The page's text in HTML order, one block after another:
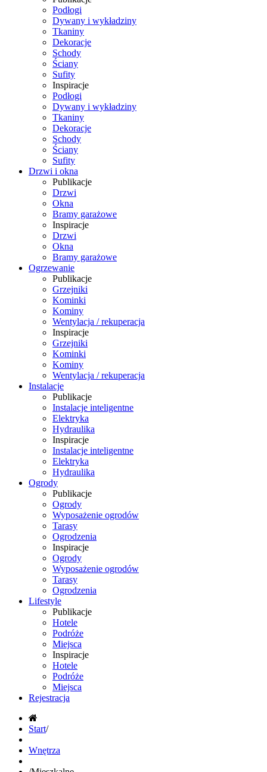
Podłogi
Dywany i wykładziny
Tkaniny
Dekoracje
Schody
Ściany
Sufity
Inspiracje
Podłogi
Dywany i wykładziny
Tkaniny
Dekoracje
Schody
Ściany
Sufity
Drzwi i okna
Publikacje
Drzwi
Okna
Bramy garażowe
Inspiracje
Drzwi
Okna
Bramy garażowe
Ogrzewanie
Publikacje
Grzejniki
Kominki
Kominy
Wentylacja / rekuperacja
Inspiracje
Grzejniki
Kominki
Kominy
Wentylacja / rekuperacja
Instalacje
Publikacje
Instalacje inteligentne
Elektryka
Hydraulika
Inspiracje
Instalacje inteligentne
Elektryka
Hydraulika
Ogrody
Publikacje
Ogrody
Wyposażenie ogrodów
Tarasy
Ogrodzenia
Inspiracje
Ogrody
Wyposażenie ogrodów
Tarasy
Ogrodzenia
Lifestyle
Publikacje
Hotele
Podróże
Miejsca
Inspiracje
Hotele
Podróże
Miejsca
Rejestracja
Start/
Wnętrza